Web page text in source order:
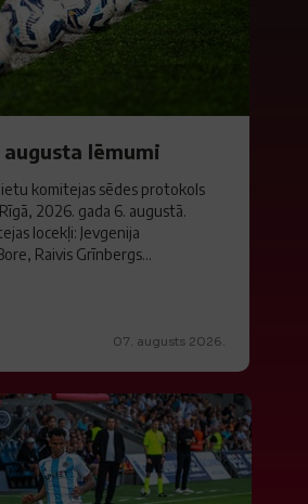
augusta lēmumi
komitejas sēdes protokols
2026. gada 6. augustā.
locekļi: Jevgenija
Raivis Grīnbergs...
07. augusts 2026.